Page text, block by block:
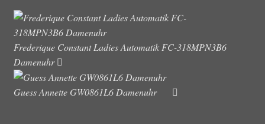
Frederique Constant Ladies Automatik FC-318MPN3B6
Damenuhr
Guess Annette GW0861L6 Damenuhr